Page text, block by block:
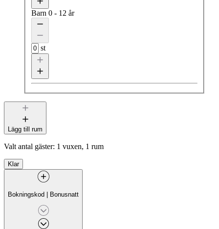
Barn 0 - 12 år
st
Lägg till rum
Valt antal gäster: 1 vuxen, 1 rum
Klar
Bokningskod | Bonusnatt